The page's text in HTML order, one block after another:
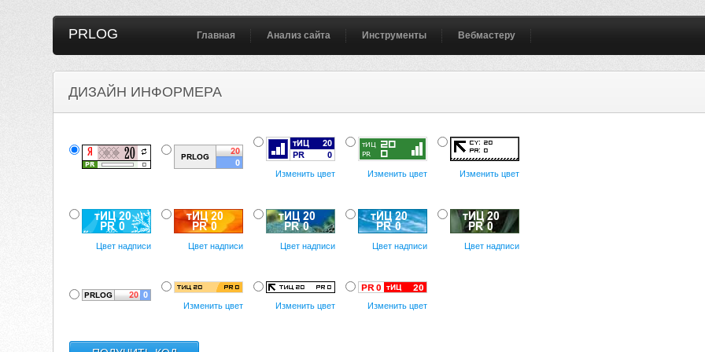
PRLOG Главная Анализ сайта Инструменты Вебмастеру
ДИЗАЙН ИНФОРМЕРА
Изменить цвет Изменить цвет Изменить цвет
Цвет надписи Цвет надписи Цвет надписи Цвет надписи Цвет надписи
Изменить цвет Изменить цвет Изменить цвет